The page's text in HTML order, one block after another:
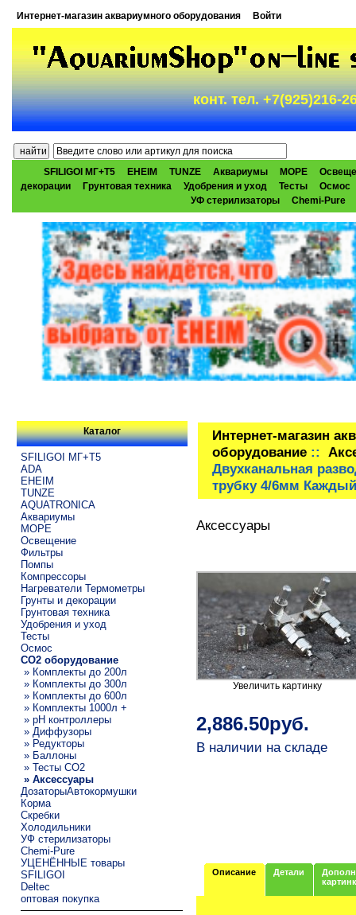
Интернет-магазин аквариумного оборудования Войти
конт. тел. +7(925)216-
SFILIGOI МГ+Т5 EHEIM TUNZE Аквариумы МОРЕ
декорации
Грунтовая техника Удобрения и уход Тесты
Осмос
УФ стерилизаторы
Chemi-Pure
Каталог
SFILIGOI МГ+Т5
ADA
EHEIM
TUNZE
AQUATRONICA
Аквариумы
МОРЕ
Освещение
Фильтры
Помпы
Компрессоры
Нагреватели Термометры
Грунты и декорации
Грунтовая техника
Удобрения и уход
Тесты
Осмос
CO2 оборудование
» Комплекты до 200л
» Комплекты до 300л
» Комплекты до 600л
» Комплекты 1000л +
» pH контроллеры
» Диффузоры
» Редукторы
» Баллоны
» Тесты CO2
» Аксессуары
ДозаторыАвтокормушки
Корма
Скребки
Холодильники
УФ стерилизаторы
Chemi-Pure
УЦЕНЁННЫЕ товары
SFILIGOI
Deltec
оптовая покупка
Интернет-магазин
оборудование::
Двухканальная
трубку 4/6мм Каждый
Аксессуары
Увеличить картинку
2,886.50руб.
В наличии на складе
Описание Детали